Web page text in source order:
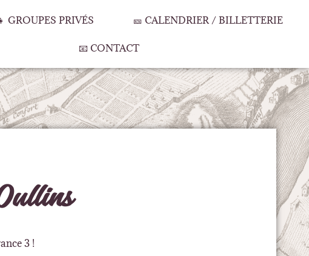
GROUPES PRIVÉS 🎫 CALENDRIER / BILLETTERIE
📧 CONTACT
3 !